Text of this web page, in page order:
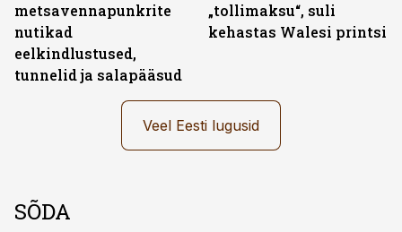
metsavennapunkrite
nutikad
eelkindlustused,
tunnelid ja salapääsud
„tollimaksu“, suli
kehastas Walesi printsi
Veel Eesti lugusid
SÕDA